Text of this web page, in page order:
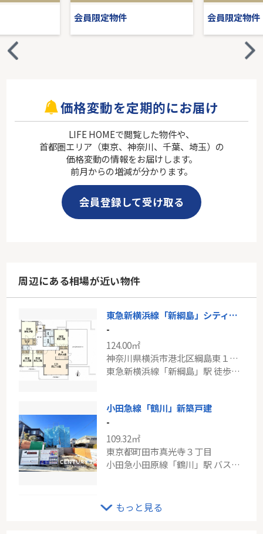
会員限定物件 会員限定物件
価格変動を定期的にお届け
LIFE HOMEで閲覧した物件や、
首都圏エリア（東京、神奈川、千葉、埼玉）の
価格変動の情報をお届けします。
前月からの増減が分かります。
会員登録して受け取る
周辺にある相場が近い物件
東急新横浜線「新綱島」シティパル綱島
-
124.00㎡
神奈川県横浜市港北区綱島東１丁目
東急新横浜線「新綱島」駅 徒歩3分
小田急線「鶴川」新築戸建
-
109.32㎡
東京都町田市真光寺３丁目
小田急小田原線「鶴川」駅 バス9分 「真光寺中学校入口」 停歩4分
ＪＲ京浜東北線「川崎」新築分譲
-
もっと見る